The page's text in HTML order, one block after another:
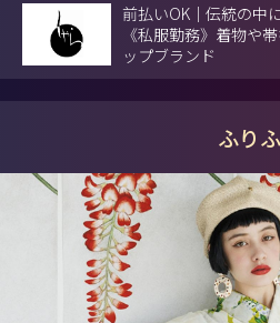
前払いOK｜伝統の中
《私服勤務》着物や
ップブランド
ふりふ